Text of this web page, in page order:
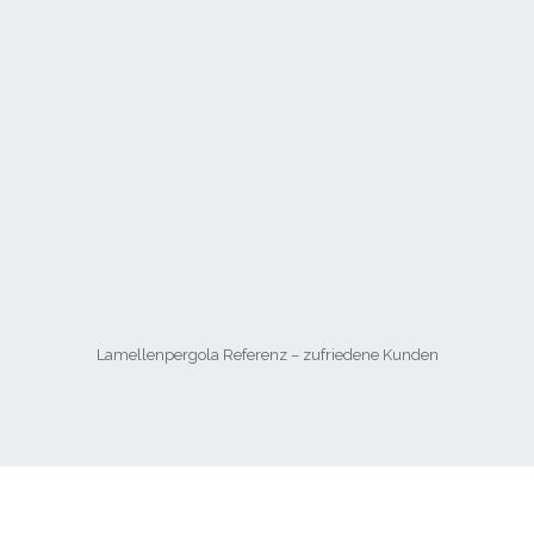
Lamellenpergola Referenz – zufriedene Kunden